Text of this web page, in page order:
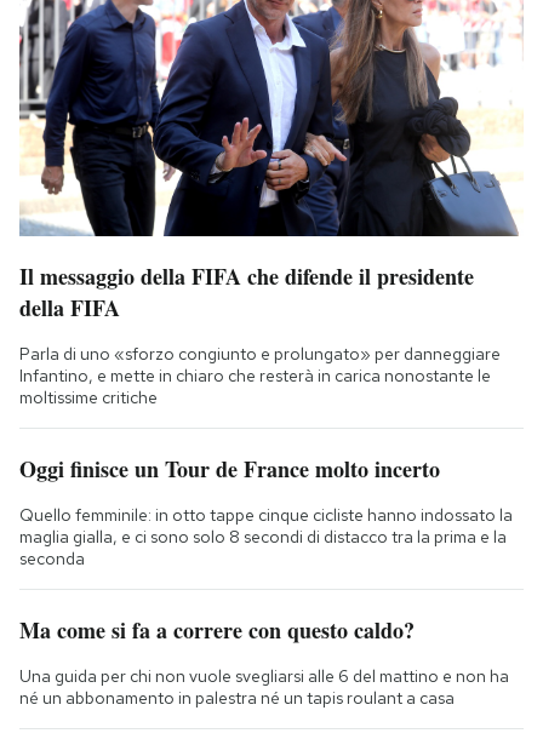
Il messaggio della FIFA che difende il presidente
della FIFA
Parla di uno «sforzo congiunto e prolungato» per danneggiare
Infantino, e mette in chiaro che resterà in carica nonostante le
moltissime critiche
Oggi finisce un Tour de France molto incerto
Quello femminile: in otto tappe cinque cicliste hanno indossato la
maglia gialla, e ci sono solo 8 secondi di distacco tra la prima e la
seconda
Ma come si fa a correre con questo caldo?
Una guida per chi non vuole svegliarsi alle 6 del mattino e non ha
né un abbonamento in palestra né un tapis roulant a casa